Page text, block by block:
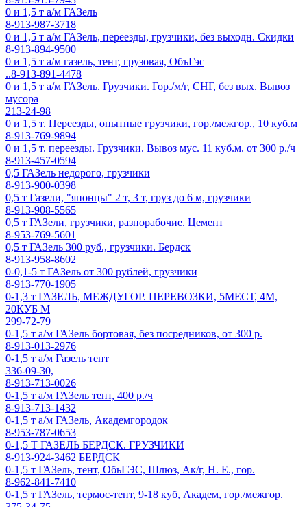
0 и 1,5 т а/м ГАЗель
8-913-987-3718
0 и 1,5 т а/м ГАЗель, переезды, грузчики, без выходн. Скидки
8-913-894-9500
0 и 1,5 т а/м газель, тент, грузовая, ОбъГэс
..8-913-891-4478
0 и 1,5 т а/м ГАЗель. Грузчики. Гор./м/г, СНГ, без вых. Вывоз
мусора
213-24-98
0 и 1,5 т. Переезды, опытные грузчики, гор./межгор., 10 куб.м
8-913-769-9894
0 и 1,5 т. переезды. Грузчики. Вывоз мус. 11 куб.м. от 300 р./ч
8-913-457-0594
0,5 ГАЗель недорого, грузчики
8-913-900-0398
0,5 т Газели, "японцы" 2 т, 3 т, груз до 6 м, грузчики
8-913-908-5565
0,5 т ГАЗели, грузчики, разнорабочие. Цемент
8-953-769-5601
0,5 т ГАЗель 300 руб., грузчики. Бердск
8-913-958-8602
0-0,1-5 т ГАЗель от 300 рублей, грузчики
8-913-770-1905
0-1,3 т ГАЗЕЛЬ, МЕЖДУГОР. ПЕРЕВОЗКИ, 5МЕСТ, 4М,
20КУБ М
299-72-79
0-1,5 т а/м ГАЗель бортовая, без посредников, от 300 р.
8-913-013-2976
0-1,5 т а/м Газель тент
336-09-30,
8-913-713-0026
0-1,5 т а/м ГАЗель тент, 400 р./ч
8-913-713-1432
0-1,5 т а/м ГАЗель, Академгородок
8-953-787-0653
0-1,5 Т ГАЗЕЛЬ БЕРДСК. ГРУЗЧИКИ
8-913-924-3462 БЕРДСК
0-1,5 т ГАЗель, тент, ОбьГЭС, Шлюз, Ак/г, Н. Е., гор.
8-962-841-7410
0-1,5 т ГАЗель, термос-тент, 9-18 куб, Академ, гор./межгор.